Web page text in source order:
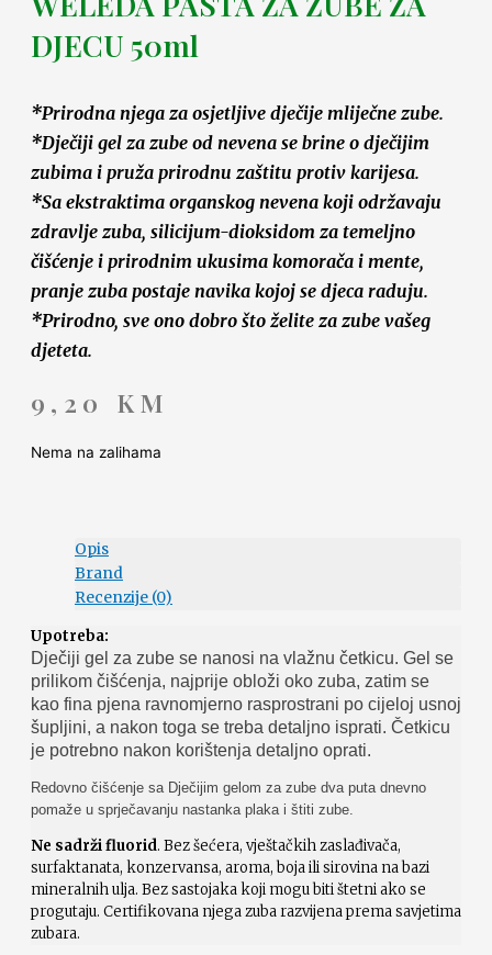
DJECU 50ml
*Prirodna njega za osjetljive dječije mliječne zube.
*Dječiji gel za zube od nevena se brine o dječijim
zubima i pruža prirodnu zaštitu protiv karijesa.
*Sa ekstraktima organskog nevena koji održavaju
zdravlje zuba, silicijum-dioksidom za temeljno
čišćenje i prirodnim ukusima komorača i mente,
pranje zuba postaje navika kojoj se djeca raduju.
*Prirodno, sve ono dobro što želite za zube vašeg
djeteta.
9,20 KM
Nema na zalihama
Opis
Brand
Recenzije (0)
Upotreba:
Dječiji gel za zube se nanosi na vlažnu četkicu. Gel se
prilikom čišćenja, najprije obloži oko zuba, zatim se
kao fina pjena ravnomjerno rasprostrani po cijeloj usnoj
šupljini, a nakon toga se treba detaljno isprati. Četkicu
je potrebno nakon korištenja detaljno oprati.
Redovno čišćenje sa Dječijim gelom za zube dva puta dnevno
pomaže u sprječavanju nastanka plaka i štiti zube.
Ne sadrži fluorid. Bez šećera, vještačkih zaslađivača,
surfaktanata, konzervansa, aroma, boja ili sirovina na bazi
mineralnih ulja. Bez sastojaka koji mogu biti štetni ako se
progutaju. Certifikovana njega zuba razvijena prema savjetima
zubara.